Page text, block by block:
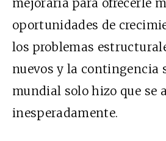
mejoraría para ofrecerle
oportunidades de
los problemas
nuevos y la contingencia
mundial solo hizo que se
inesperadamente.